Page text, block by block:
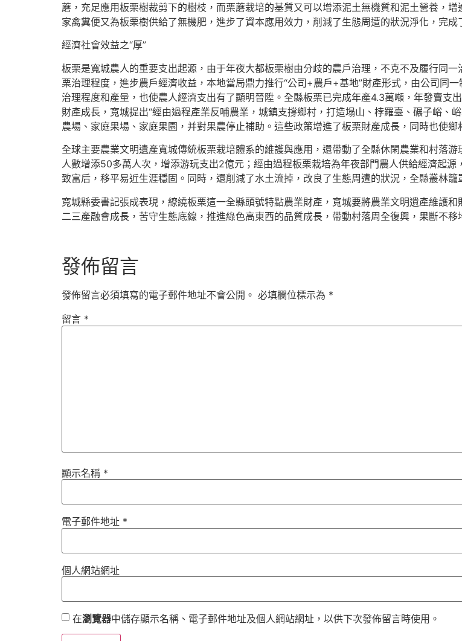
蘑，充足應用板栗樹裁剪下的樹枝，而栗蘑栽培的基質又可以增添泥土無機質和泥土營養，
家禽糞便又為板栗樹供給了無機肥，進步了資本應用效力，削減了生態周遭的狀況淨化，完成
經濟社會效益之“厚”
板栗是寬城農人的重要支出起源，由于年夜大都板栗樹由分歧的農戶治理，不克不及履行同
栗治理程度，進步農戶經濟收益，本地當局鼎力推行“公司+農戶+基地”財產形式，由公司同
治理程度和產量，也使農人經濟支出有了顯明晉陞。全縣板栗已完成年產4.3萬噸，年發賣
財產成長，寬城提出“經由過程產業反哺農業，城鎮支撐鄉村，打造塌山、桲羅臺、碾子峪、
農場、家庭果場、家庭果園，并對果農停止補助。這些政策增進了板栗財產成長，同時也使
全球主要農業文明遺產寬城傳統板栗栽培體系的維護與應用，還帶動了全縣休閑農業和村落
人數增添50多萬人次，增添游玩支出2億元；經由過程板栗栽培為年夜部門農人供給經濟起
致富后，移平易近生涯穩固。同時，還削減了水土流掉，改良了生態周遭的狀況，全縣叢林籠
寬城縣委書記張成表現，繚繞板栗這一全縣頭號特點農業財產，寬城要將農業文明遺產維護
二三產融會成長，苦守生態底線，推進綠色高東西的品質成長，帶動村落周全復興，果斷不移
發佈留言
發佈留言必須填寫的電子郵件地址不會公開。 必填欄位標示為 *
留言 *
顯示名稱 *
電子郵件地址 *
個人網站網址
在瀏覽器中儲存顯示名稱、電子郵件地址及個人網站網址，以供下次發佈留言時使用。